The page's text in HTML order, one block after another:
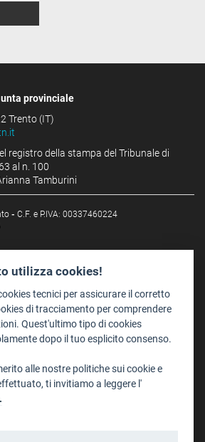
provinciale
Trento (IT)
registro della stampa del Tribunale di
al n. 100
Tamburini
- C.F. e P.IVA: 00337460224
utilizza cookies!
tecnici per assicurare il corretto
di tracciamento per comprendere
Quest'ultimo tipo di cookies
dopo il tuo esplicito consenso.
alle nostre politiche sui cookie e
ti invitiamo a leggere l'